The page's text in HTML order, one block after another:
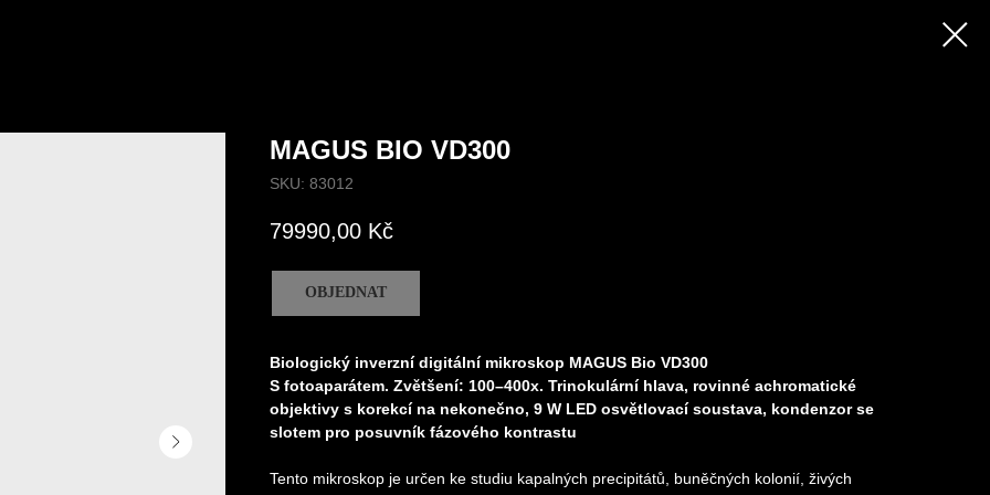
MAGUS BIO VD300
SKU: 83012
79990,00 Kč
OBJEDNAT
Biologický inverzní digitální mikroskop MAGUS Bio VD300
S fotoaparátem. Zvětšení: 100–400x. Trinokulární hlava, rovinné achromatické
objektivy s korekcí na nekonečno, 9 W LED osvětlovací soustava, kondenzor se
slotem pro posuvník fázového kontrastu
Tento mikroskop je určen ke studiu kapalných precipitátů, buněčných kolonií, živých